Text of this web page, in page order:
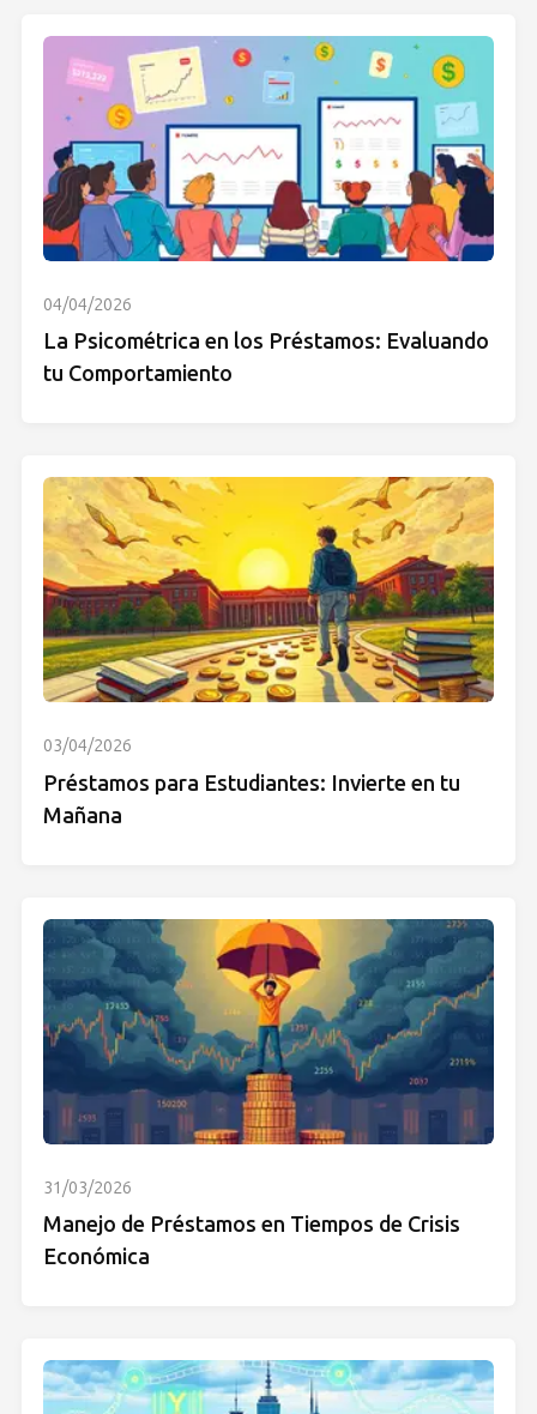
04/04/2026
La Psicométrica en los Préstamos: Evaluando
tu Comportamiento
03/04/2026
Préstamos para Estudiantes: Invierte en tu
Mañana
31/03/2026
Manejo de Préstamos en Tiempos de Crisis
Económica